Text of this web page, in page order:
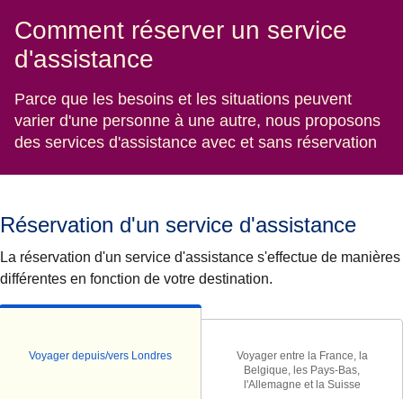
Comment réserver un service
d'assistance
Parce que les besoins et les situations peuvent
varier d'une personne à une autre, nous proposons
des services d'assistance avec et sans réservation
Réservation d'un service d'assistance
La réservation d'un service d'assistance s'effectue de manières
différentes en fonction de votre destination.
Voyager depuis/vers Londres
Voyager entre la France, la
Belgique, les Pays-Bas,
l'Allemagne et la Suisse